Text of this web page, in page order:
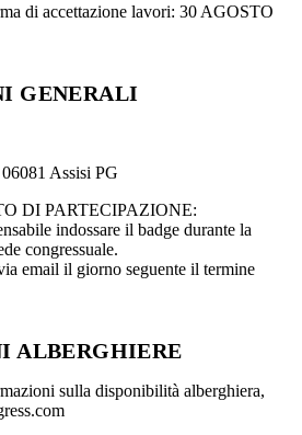
di accettazione lavori: 30 AGOSTO
GENERALI
Assisi PG
DI PARTECIPAZIONE:
indossare il badge durante la
congressuale.
email il giorno seguente il termine
ALBERGHIERE
sulla disponibilità alberghiera,